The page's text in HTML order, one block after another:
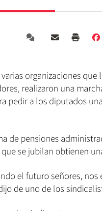
organizaciones
realizaron una
pedir a los diputados
de pensiones
se jubilan obtienen
el futuro señores,
de uno de los